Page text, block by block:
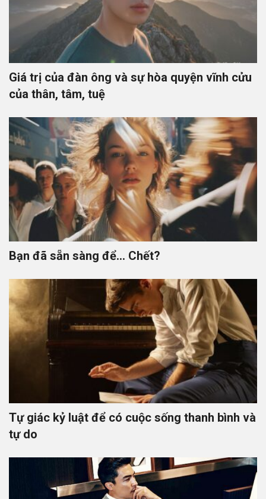
Giá trị của đàn ông và sự hòa quyện vĩnh cửu
của thân, tâm, tuệ
Bạn đã sẵn sàng để… Chết?
Tự giác kỷ luật để có cuộc sống thanh bình và
tự do